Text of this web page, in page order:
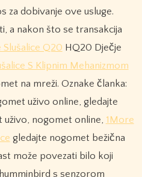
za dobivanje ove usluge.
a nakon što se transakcija
Slušalice Q20 HQ20 Dječje
S Klipnim Mehanizmom
na mreži. Oznake članka:
uživo online, gledajte
uživo, nogomet online, 1More
gledajte nogomet bežična
može povezati bilo koji
s senzorom